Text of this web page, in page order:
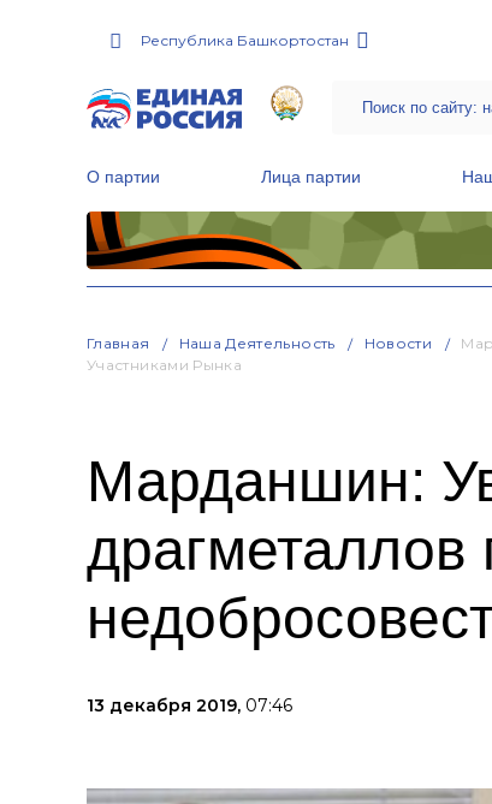
Республика Башкортостан
О партии Лица партии
Главная Наша Деятельность Новости
Участниками Рынка
Марданшин:
13 декабря 2019, 07:46